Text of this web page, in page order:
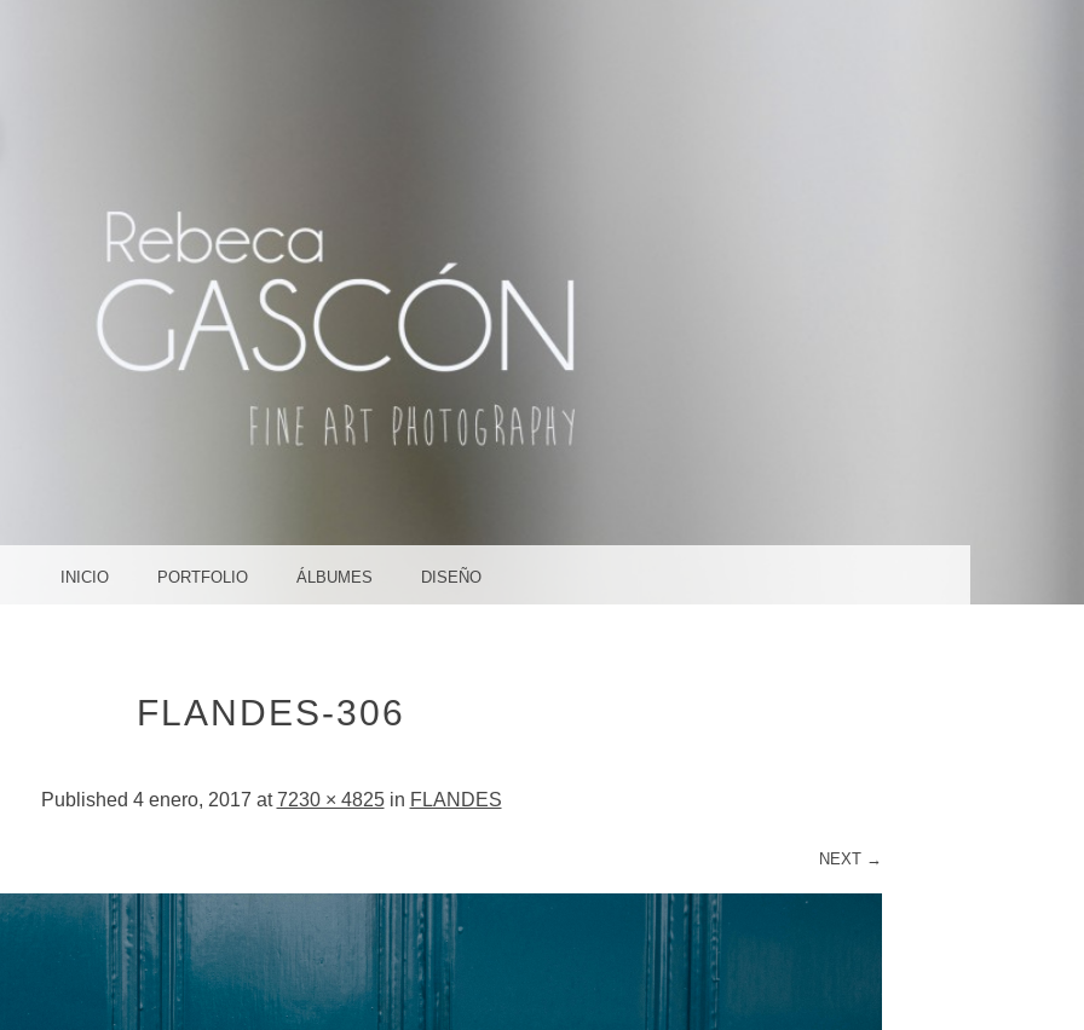
SOÑAR,
CREAR
DE LA FRONTERA ¡Y DÓNDE TÚ QUIERAS!
INICIO PORTFOLIO ÁLBUMES DISEÑO
FLANDES-306
Published 4 enero, 2017 at7230 × 4825in FLANDES
NEXT →